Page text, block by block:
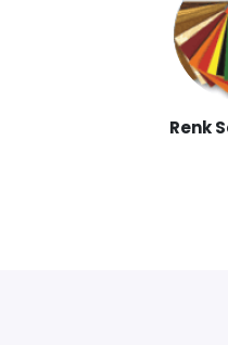
Renk